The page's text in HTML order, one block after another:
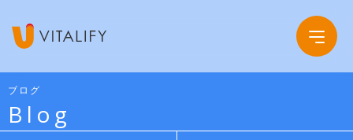
Company
ブログ
Blog